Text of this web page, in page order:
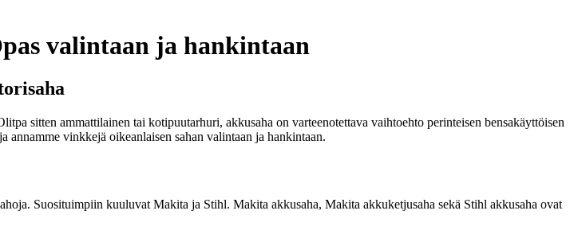
valintaan ja hankintaan
sitten ammattilainen tai kotipuutarhuri, akkusaha on varteenotettava vaihtoehto perinteisen bensakäyttöisen
annamme vinkkejä oikeanlaisen sahan valintaan ja hankintaan.
Suosituimpiin kuuluvat Makita ja Stihl. Makita akkusaha, Makita akkuketjusaha sekä Stihl akkusaha ovat